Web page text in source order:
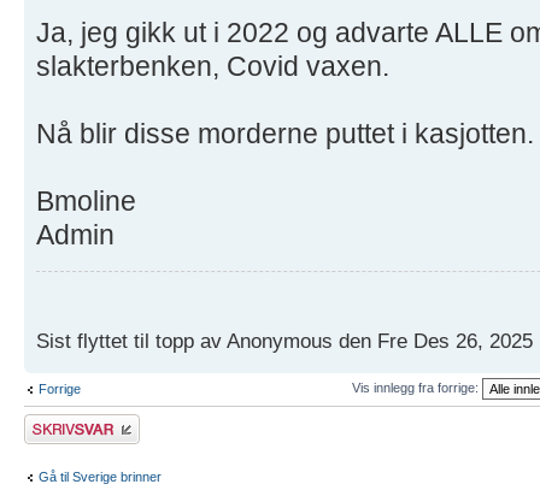
Ja, jeg gikk ut i 2022 og advarte ALLE
slakterbenken, Covid vaxen.
Nå blir disse morderne puttet i kasjotten.
Bmoline
Admin
Sist flyttet til topp av Anonymous den Fre Des 26, 2025
Forrige Vis innlegg fra forrige:
Skriv et svar
Gå til Sverige brinner